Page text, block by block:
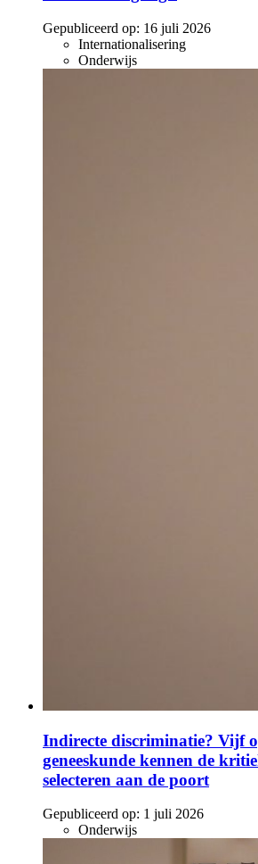
Gepubliceerd op: 16 juli 2026
Internationalisering
Onderwijs
Indirecte discriminatie? Vijf
geneeskunde kennen de
selecteren aan de poort
Gepubliceerd op: 1 juli 2026
Onderwijs